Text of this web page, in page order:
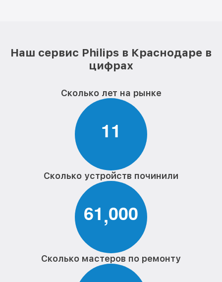
Наш сервис Philips в Краснодаре в
цифрах
Сколько лет на рынке
11
Сколько устройств починили
61,000
Сколько мастеров по ремонту